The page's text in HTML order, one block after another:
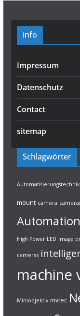
info
Impressum
Datenschutz
Contact
sitemap
Schlagwörter
Automatisierungstechnik
mount camera
Automation
High Power LED image
cameras
machine
Miniobjektiv mvtec